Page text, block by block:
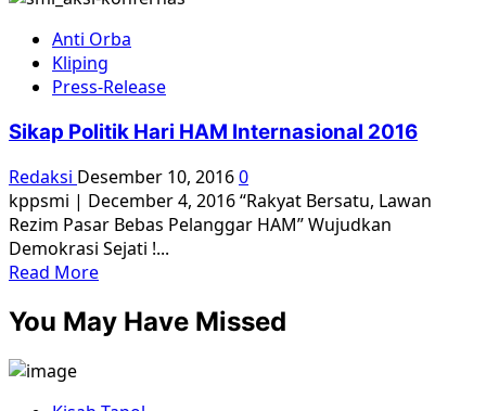
Deklarasi
Koalisi
Peringatan
HAM
HAM)
Anti Orba
Kliping
Press-Release
Sikap Politik Hari HAM Internasional 2016
Redaksi Desember 10, 20160
kppsmi | December 4, 2016 “Rakyat Bersatu, Lawan
Rezim Pasar Bebas Pelanggar HAM” Wujudkan
Demokrasi Sejati !...
Read MoreRead
about
Sikap
You May Have Missed